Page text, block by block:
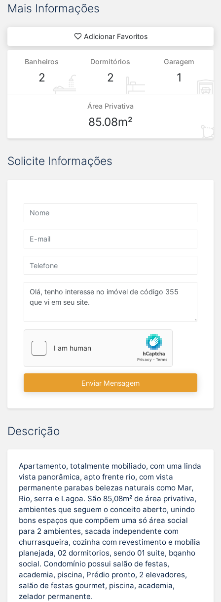
Mais Informações
Adicionar Favoritos
Banheiros
2
Dormitórios
2
Garagem
1
Área Privativa
85.08m²
Solicite Informações
Enviar Mensagem
Descrição
Apartamento, totalmente mobiliado, com uma linda
vista panorâmica, apto frente rio, com vista
permanente parabas belezas naturais como Mar,
Rio, serra e Lagoa. São 85,08m² de área privativa,
ambientes que seguem o conceito aberto, unindo
bons espaços que compõem uma só área social
para 2 ambientes, sacada independente com
churrasqueira, cozinha com revestimento e mobília
planejada, 02 dormitorios, sendo 01 suite, bqanho
social. Condomínio possui salão de festas,
academia, piscina, Prédio pronto, 2 elevadores,
salão de festas gourmet, piscina, academia,
zelador permanente.